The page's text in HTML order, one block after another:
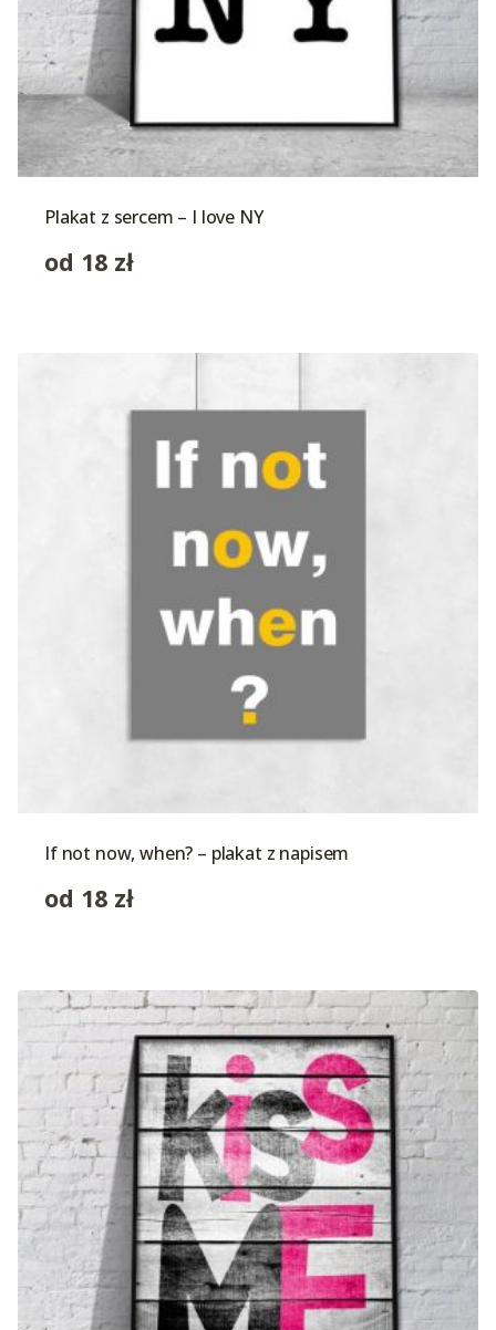
Plakat z sercem – I love NY
od 18 zł
If not now, when? – plakat z napisem
od 18 zł